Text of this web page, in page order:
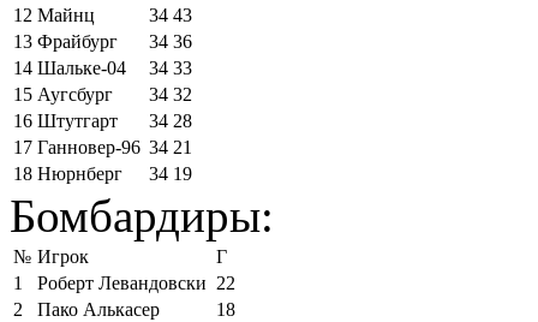
12 Майнц 34 43
13 Фрайбург 34 36
14 Шальке-04 34 33
15 Аугсбург 34 32
16 Штутгарт 34 28
17 Ганновер-96 34 21
18 Нюрнберг 34 19
Бомбардиры:
№ Игрок
Г
1
Роберт Левандовски 22
2
Пако Алькасер
18